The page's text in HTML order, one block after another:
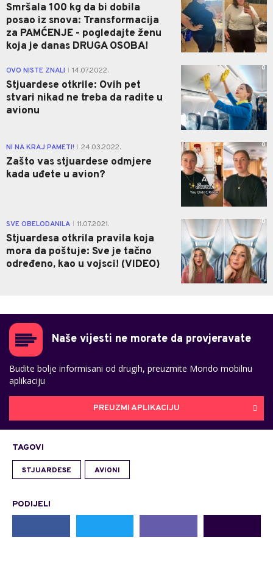
Smršala 100 kg da bi dobila
posao iz snova: Transformacija
za PAMĆENJE - pogledajte ženu
koja je danas DRUGA OSOBA!
OVO NISTE ZNALI 14.07.2022.
Stjuardese otkrile: Ovih pet
stvari nikad ne treba da radite u
avionu
0
NI NA KRAJ PAMETI! 24.03.2022.
Zašto vas stjuardese odmjere
kada uđete u avion?
0
SVE OBELODANILA 11.07.2021.
Stjuardesa otkrila pravila koja
mora da poštuje: Sve je tačno
određeno, kao u vojsci! (VIDEO)
0
Naše vijesti ne morate da provjeravate
Budite bolje informisani od drugih, preuzmite Mondo mobilnu
aplikaciju
PREUZMI APLIKACIJU
TAGOVI
STJUARDESE AVIONI
PODIJELI